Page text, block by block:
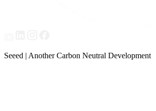
Seeed | Another Carbon Neutral Development